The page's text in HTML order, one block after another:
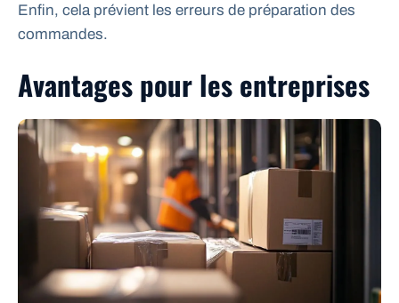
Enfin, cela prévient les erreurs de préparation des
commandes.
Avantages pour les entreprises